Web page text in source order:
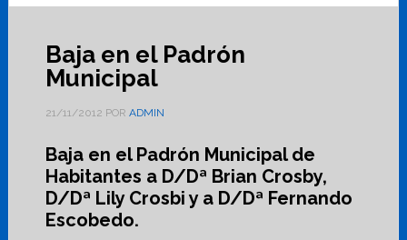
Baja en el Padrón
Municipal
21/11/2012 POR ADMIN
Baja en el Padrón Municipal de
Habitantes a D/Dª Brian Crosby,
D/Dª Lily Crosbi y a D/Dª Fernando
Escobedo.